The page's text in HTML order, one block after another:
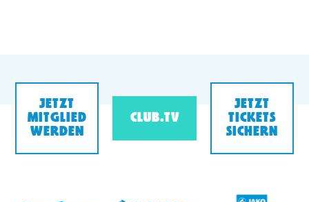
JETZT
MITGLIED
WERDEN
CLUB.TV
JETZT
TICKETS
SICHERN